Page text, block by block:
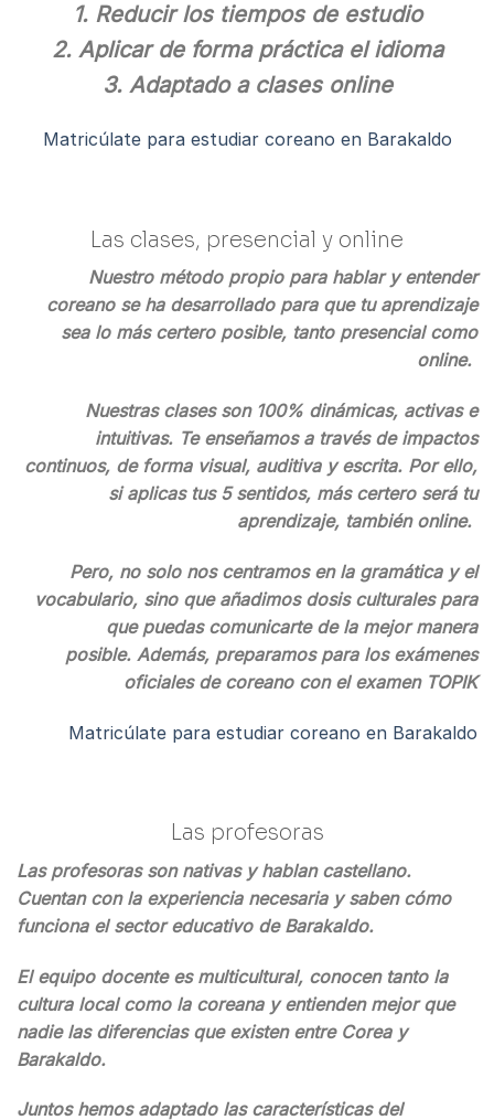
1. Reducir los tiempos de estudio
2. Aplicar de forma práctica el idioma
3. Adaptado a clases online
Matricúlate para estudiar coreano en Barakaldo
Las clases, presencial y online
Nuestro método propio para hablar y entender
coreano se ha desarrollado para que tu aprendizaje
sea lo más certero posible, tanto presencial como
online.
Nuestras clases son 100% dinámicas, activas e
intuitivas. Te enseñamos a través de impactos
continuos, de forma visual, auditiva y escrita. Por ello,
si aplicas tus 5 sentidos, más certero será tu
aprendizaje, también online.
Pero, no solo nos centramos en la gramática y el
vocabulario, sino que añadimos dosis culturales para
que puedas comunicarte de la mejor manera
posible. Además, preparamos para los exámenes
oficiales de coreano con el examen TOPIK
Matricúlate para estudiar coreano en Barakaldo
Las profesoras
Las profesoras son nativas y hablan castellano.
Cuentan con la experiencia necesaria y saben cómo
funciona el sector educativo de Barakaldo.
El equipo docente es multicultural, conocen tanto la
cultura local como la coreana y entienden mejor que
nadie las diferencias que existen entre Corea y
Barakaldo.
Juntos hemos adaptado las características del